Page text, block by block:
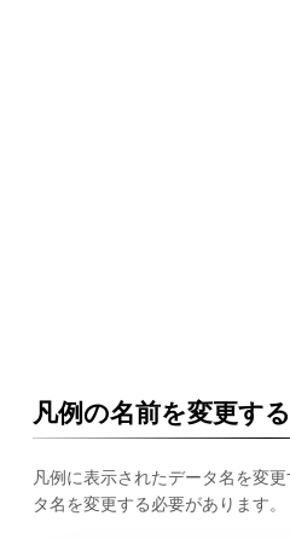
凡例の名前を変更する
凡例に表示されたデータ名を変
タ名を変更する必要があります。